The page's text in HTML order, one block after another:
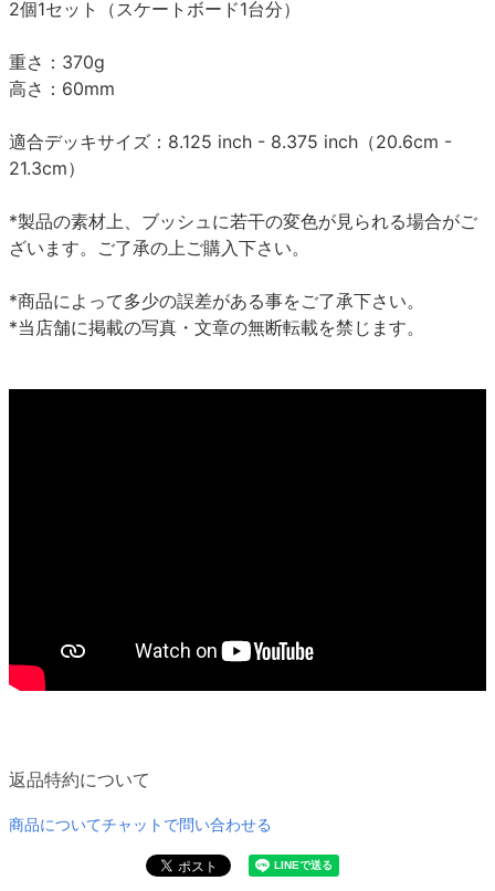
2個1セット（スケートボード1台分）
重さ：370g
高さ：60mm
適合デッキサイズ：8.125 inch - 8.375 inch（20.6cm -
21.3cm）
*製品の素材上、ブッシュに若干の変色が見られる場合がご
ざいます。ご了承の上ご購入下さい。
*商品によって多少の誤差がある事をご了承下さい。
*当店舗に掲載の写真・文章の無断転載を禁じます。
返品特約について
商品についてチャットで問い合わせる